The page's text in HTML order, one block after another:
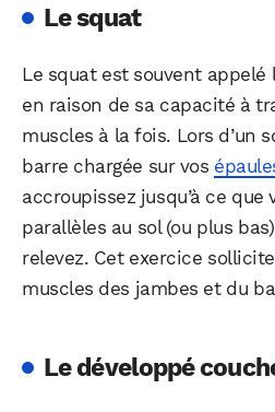
Le squat
Le squat est souvent appelé
en raison de sa capacité à
muscles à la fois. Lors d’un
barre chargée sur vos
accroupissez jusqu’à ce
parallèles au sol (ou plus
relevez. Cet exercice
muscles des jambes et du
Le développé